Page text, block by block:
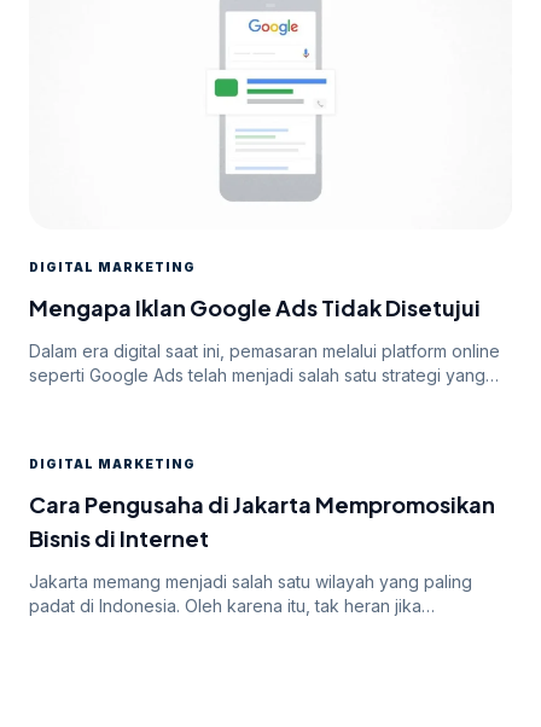
DIGITAL MARKETING
Mengapa Iklan Google Ads Tidak Disetujui
Dalam era digital saat ini, pemasaran melalui platform online
seperti Google Ads telah menjadi salah satu strategi yang
menghadapi tantangan dalam mendapatkan persetujuan
iklan mereka. Dalam artikel ini, kita akan membahas
mengapa […]
DIGITAL MARKETING
Cara Pengusaha di Jakarta Mempromosikan
Bisnis di Internet
Jakarta memang menjadi salah satu wilayah yang paling
padat di Indonesia. Oleh karena itu, tak heran jika